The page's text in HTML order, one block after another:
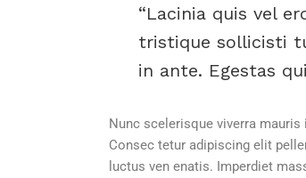
Lacinia quis vel
tristique sollicisti
in ante. Egestas
Nunc scelerisque viverra
Consec tetur adipiscing elit
luctus ven enatis. Imperdiet